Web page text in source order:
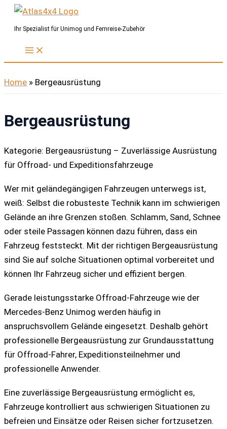
Zum
InhaltIhr Spezialist für Unimog und Fernreise-Zubehör
Home » Bergeausrüstung
Bergeausrüstung
Kategorie: Bergeausrüstung – Zuverlässige Ausrüstung
für Offroad- und Expeditionsfahrzeuge
Wer mit geländegängigen Fahrzeugen unterwegs ist,
weiß: Selbst die robusteste Technik kann im schwierigen
Gelände an ihre Grenzen stoßen. Schlamm, Sand, Schnee
oder steile Passagen können dazu führen, dass ein
Fahrzeug feststeckt. Mit der richtigen Bergeausrüstung
sind Sie auf solche Situationen optimal vorbereitet und
können Ihr Fahrzeug sicher und effizient bergen.
Gerade leistungsstarke Offroad-Fahrzeuge wie der
Mercedes-Benz Unimog werden häufig in
anspruchsvollem Gelände eingesetzt. Deshalb gehört
professionelle Bergeausrüstung zur Grundausstattung
für Offroad-Fahrer, Expeditionsteilnehmer und
professionelle Anwender.
Eine zuverlässige Bergeausrüstung ermöglicht es,
Fahrzeuge kontrolliert aus schwierigen Situationen zu
befreien und Einsätze oder Reisen sicher fortzusetzen.